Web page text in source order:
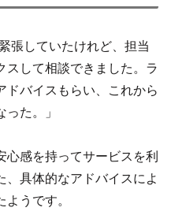
張していたけれど、担当
して相談できました。ラ
ドバイスもらい、これから
た。」
心感を持ってサービスを利
具体的なアドバイスによ
うです。